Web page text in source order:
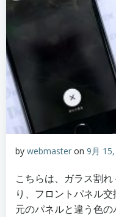
by webmaster on 9月
こちらは、ガラス割
り、フロントパネル
元のパネルと違う色